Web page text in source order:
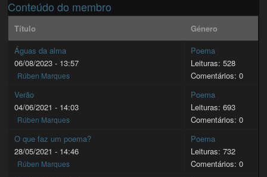
Conteúdo do membro
Título
Género
Águas da alma
06/08/2023 - 13:57
Rúben Marques
Poema
Leituras: 528
Comentários: 0
Verão
04/06/2021 - 14:03
Rúben Marques
Poema
Leituras: 693
Comentários: 0
O que faz um poema?
28/05/2021 - 14:46
Rúben Marques
Poema
Leituras: 732
Comentários: 0